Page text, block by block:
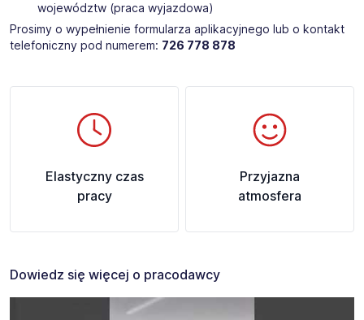
województw (praca wyjazdowa)
Prosimy o wypełnienie formularza aplikacyjnego lub o kontakt
telefoniczny pod numerem: 726 778 878
Elastyczny czas
pracy
Przyjazna
atmosfera
Dowiedz się więcej o pracodawcy